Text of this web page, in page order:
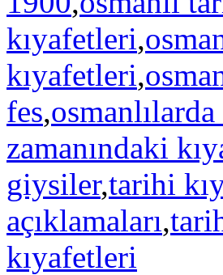
kıyafetleri,
kıyafetleri,
fes,osmanlılarda
zamanındaki
giysiler,tarihi
açıklamaları,
kıyafetleri